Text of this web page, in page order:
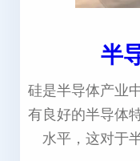
半
硅是半导体产业
有良好的半导体
水平，这对于